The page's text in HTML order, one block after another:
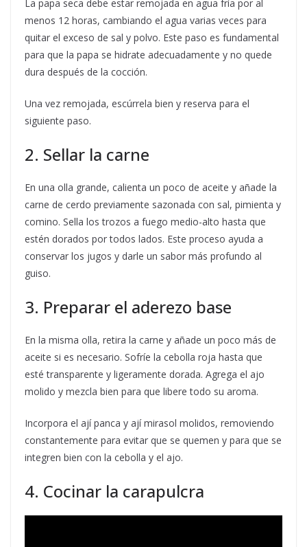
La papa seca debe estar remojada en agua fría por al
menos 12 horas, cambiando el agua varias veces para
quitar el exceso de sal y polvo. Este paso es fundamental
para que la papa se hidrate adecuadamente y no quede
dura después de la cocción.
Una vez remojada, escúrrela bien y reserva para el
siguiente paso.
2. Sellar la carne
En una olla grande, calienta un poco de aceite y añade la
carne de cerdo previamente sazonada con sal, pimienta y
comino. Sella los trozos a fuego medio-alto hasta que
estén dorados por todos lados. Este proceso ayuda a
conservar los jugos y darle un sabor más profundo al
guiso.
3. Preparar el aderezo base
En la misma olla, retira la carne y añade un poco más de
aceite si es necesario. Sofríe la cebolla roja hasta que
esté transparente y ligeramente dorada. Agrega el ajo
molido y mezcla bien para que libere todo su aroma.
Incorpora el ají panca y ají mirasol molidos, removiendo
constantemente para evitar que se quemen y para que se
integren bien con la cebolla y el ajo.
4. Cocinar la carapulcra